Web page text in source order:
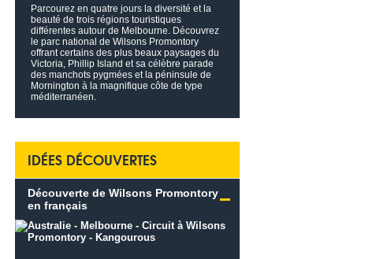
Parcourez en quatre jours la diversité et la
beauté de trois régions touristiques
différentes autour de Melbourne. Découvrez
le parc national de Wilsons Promontory
offrant certains des plus beaux paysages du
Victoria, Phillip Island et sa célèbre parade
des manchots pygmées et la péninsule de
Mornington à la magnifique côte de type
méditerranéen.
IDÉES DÉCOUVERTES
Découverte de Wilsons Promontory
en français